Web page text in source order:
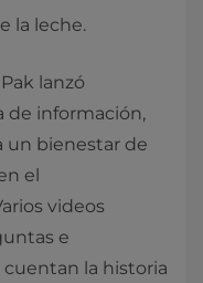
la leche.
lanzó
de información,
un bienestar de
el
videos
e
la historia